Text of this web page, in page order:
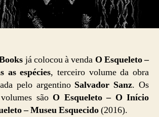
já colocou à venda O Esqueleto –
as espécies, terceiro volume da obra
pelo argentino Salvador Sanz. Os
sãoO Esqueleto – O Início
– Museu Esquecido(2016).